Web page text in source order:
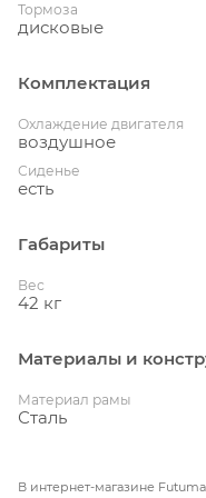
Тормоза
дисковые
Комплектация
Охлаждение двигателя
воздушное
Сиденье
есть
Габариты
Вес
42 кг
Материалы и
Материал рамы
Сталь
В интернет-магазине